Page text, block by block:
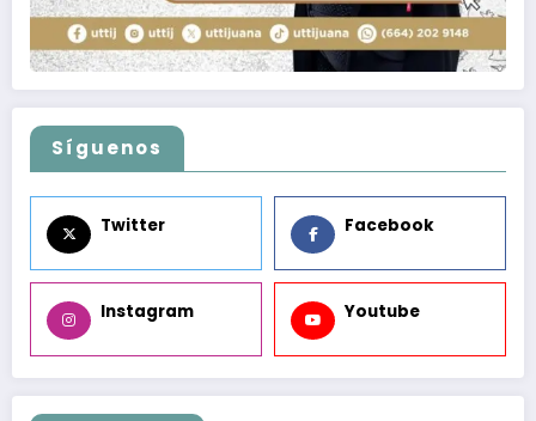
Síguenos
Twitter Facebook
Instagram Youtube